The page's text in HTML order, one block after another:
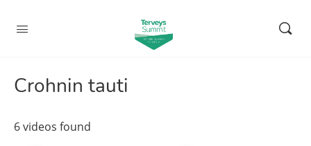
Crohnin tauti
6 videos found